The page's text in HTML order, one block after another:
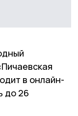
в онлайн-
до 26